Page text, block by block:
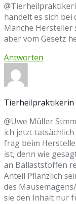
handelt es sich bei
Manche Hersteller
aber vom Gesetz
Antworten
Tierheilpraktikerin
@Uwe Müller
ich jetzt
frag beim
ist, denn wie
an Ballaststoffen
Anteil Pflanzlich
des
sie den Inhalt nur